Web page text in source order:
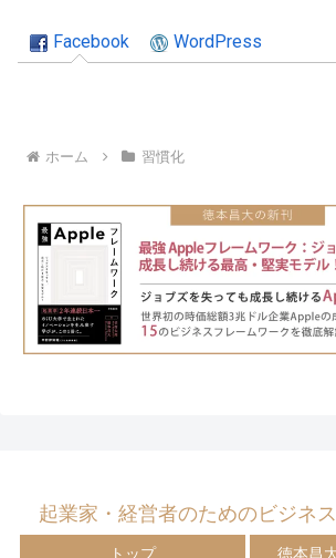
Facebook WordPress
ホーム 習慣化
起業家・経営者のためのビジネ
トップ 徳本昌